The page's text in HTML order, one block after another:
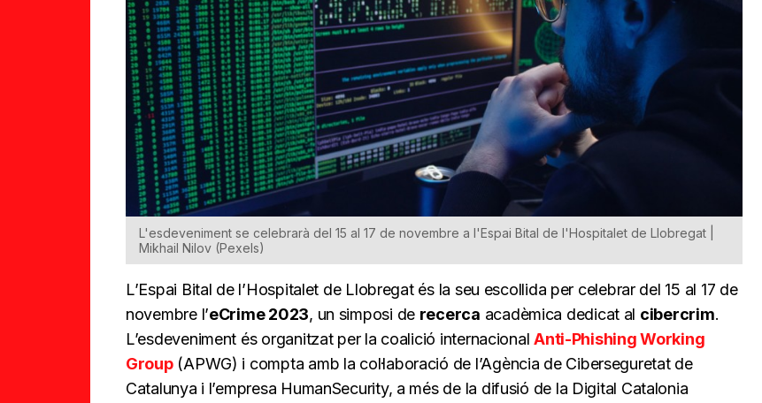
L'esdeveniment se celebrarà del 15 al 17 de novembre a l'Espai Bital de l'Hospitalet de Llobregat |
Mikhail Nilov (Pexels)
L’Espai Bital de l’Hospitalet de Llobregat és la seu escollida per celebrar del 15 al 17 de
novembre l’eCrime 2023, un simposi de recerca acadèmica dedicat al cibercrim.
L’esdeveniment és organitzat per la coalició internacionalAnti-Phishing Working
Group(APWG) i compta amb la col·laboració de l’Agència de Ciberseguretat de
Catalunya i l’empresa HumanSecurity, a més de la difusió de la Digital Catalonia